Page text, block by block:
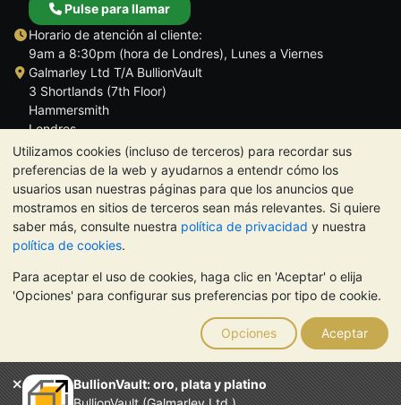
Utilizamos cookies (incluso de terceros) para recordar sus
preferencias de la web y ayudarnos a entendr cómo los
usuarios usan nuestras páginas para que los anuncios que
mostramos en sitios de terceros sean más relevantes. Si quiere
saber más, consulte nuestra política de privacidad y nuestra
política de cookies.
Para aceptar el uso de cookies, haga clic en 'Aceptar' o elija
'Opciones' para configurar sus preferencias por tipo de cookie.
Opciones Aceptar
BullionVault: oro, plata y platino
Pulse para llamar
Horario de atención al cliente:
9am a 8:30pm (hora de Londres), Lunes a Viernes
Galmarley Ltd T/A BullionVault
3 Shortlands (7th Floor)
Hammersmith
Londres
W6 8DA
Reino Unido
NOTA: El valor de los metales preciosos puede tanto bajar como
subir. Las tendencias históricas no garantizan la evolución
futura de los precios. Nada de lo contenido en los sitios web de
BullionVault ni en ninguna de sus comunicaciones constituye
asesoramiento en materia de inversión. Debería buscar
asesoramiento profesional para determinar si poseer metales
preciosos es adecuado para usted.